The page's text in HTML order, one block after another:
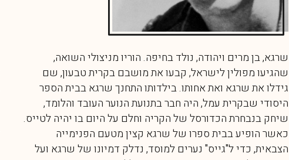
שרגא, בן מרים ויהודה, נולד בחיפה. הוריו מניצולי השואה,
שהגיעו מפולין לישראל, קבעו את מושבם בקרית טבעון, שם
גידלו את שרגא ואת אחותו. בילדותו התחנך שרגא בבית הספר
היסודי שבקרית עמל, היה חבר בתנועת הנוער העובד והלומד,
שיחק בנבחרת הכדורסל של הקריה וחלם על היום בו יהיה לטייס.
כאשר הופיע בבית ספרו של שרגא קצין מטעם הפנימייה
הצבאית, כדי ל"גייס" נערים למוסד, נדלק דמיונו של שרגא ועל